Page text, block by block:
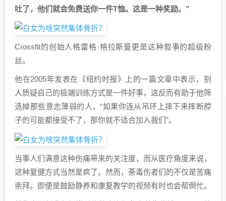
吐了，他们就会免费送你一件T恤。这是一种奖励。”
Crossfit的创始人格雷格·格拉斯曼更是这种叙事的超级粉
丝。
他在2005年发表在《纽约时报》上的一篇文章中表示，别
人质疑自己的极端训练方式是一件好事，这反而有助于他筛
选掉那些意志薄弱的人，“如果你连从吊环上摔下来摔断脖
子的可能都接受不了，那你就不适合加入我们”。
当事人们满意这种伤痛带来的关注度，而从医疗角度来说，
这种复健方式当然是疯了。然而，荼毒伤者们的不仅是苦痛
崇拜。即便是鼓励静养和康复教学的视频有时也会帮倒忙。